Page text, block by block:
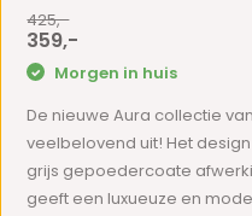
425,-
359,-
Morgen in huis
De nieuwe Aura collectie
veelbelovend uit! Het
grijs gepoedercoate
geeft een luxueuze en